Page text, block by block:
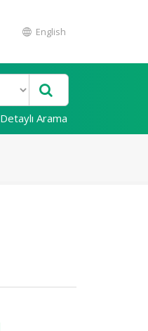
English
Detaylı Arama